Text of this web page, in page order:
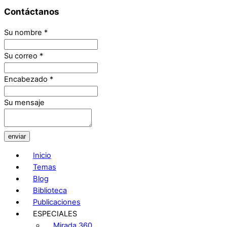
Contáctanos
Su nombre *
Su correo *
Encabezado *
Su mensaje
enviar
Inicio
Temas
Blog
Biblioteca
Publicaciones
ESPECIALES